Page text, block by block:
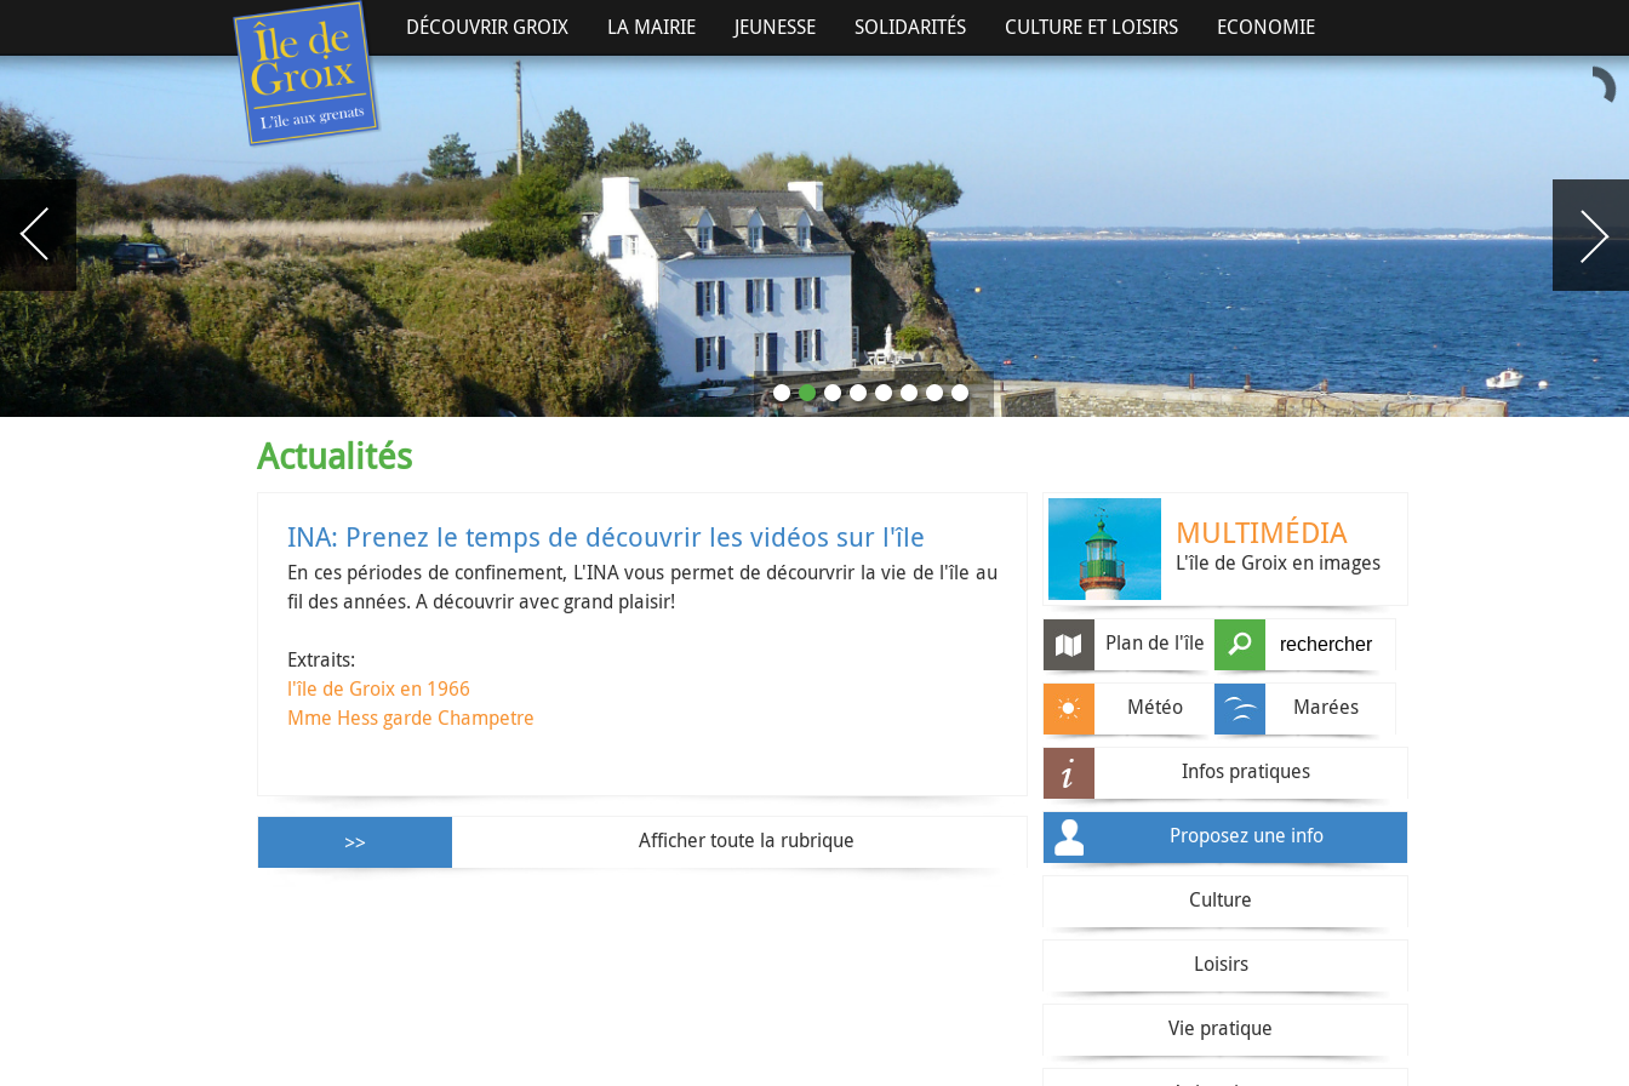
DÉCOUVRIR GROIX LA MAIRIE JEUNESSE SOLIDARITÉS CULTURE ET LOISIRS ECONOMIE
MULTIMÉDIA
L'île de Groix en images
Plan de l'île
Météo Marées
Infos pratiques
Proposez une info
Culture
Loisirs
Vie pratique
Actualités
INA: Prenez le temps de découvrir les vidéos sur l'île
En ces périodes de confinement, L'INA vous permet de décourvrir la vie de l'île au
fil des années. A découvrir avec grand plaisir!
Extraits:
l'île de Groix en 1966
Mme Hess garde Champetre
Afficher toute la rubrique